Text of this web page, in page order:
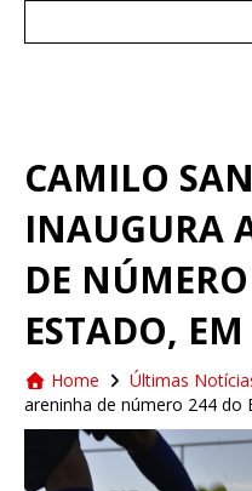
CAMILO
INAUGURA
DE
ESTADO,
Home Últimas
areninha de número 244 do